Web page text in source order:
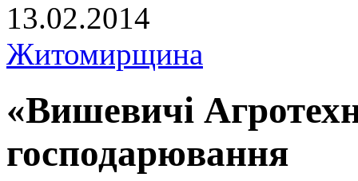
13.02.2014
Житомирщина
«Вишевичі
господарювання